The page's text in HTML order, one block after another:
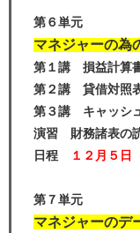
第６単元
マネジャーの為
第１講 損益計算
第２講 貸借対照
第３講 キャッシ
演習 財務諸表の
日程
１２月５日
第７単元
マネジャーのデ